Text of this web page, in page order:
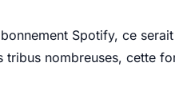
Spotify, ce
nombreuses, cette